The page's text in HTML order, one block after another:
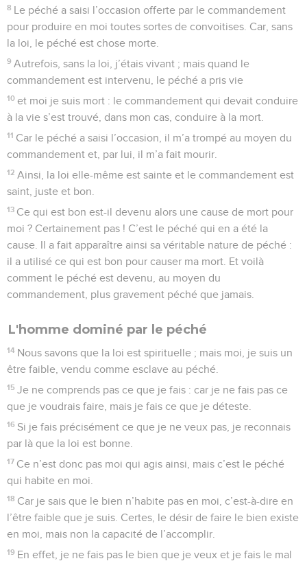
8 Le péché a saisi l’occasion offerte par le commandement
pour produire en moi toutes sortes de convoitises. Car, sans
la loi, le péché est chose morte.
9 Autrefois, sans la loi, j’étais vivant ; mais quand le
commandement est intervenu, le péché a pris vie
10 et moi je suis mort : le commandement qui devait conduire
à la vie s’est trouvé, dans mon cas, conduire à la mort.
11 Car le péché a saisi l’occasion, il m’a trompé au moyen du
commandement et, par lui, il m’a fait mourir.
12 Ainsi, la loi elle-même est sainte et le commandement est
saint, juste et bon.
13 Ce qui est bon est-il devenu alors une cause de mort pour
moi ? Certainement pas ! C’est le péché qui en a été la
cause. Il a fait apparaître ainsi sa véritable nature de péché :
il a utilisé ce qui est bon pour causer ma mort. Et voilà
comment le péché est devenu, au moyen du
commandement, plus gravement péché que jamais.
L'homme dominé par le péché
14 Nous savons que la loi est spirituelle ; mais moi, je suis un
être faible, vendu comme esclave au péché.
15 Je ne comprends pas ce que je fais : car je ne fais pas ce
que je voudrais faire, mais je fais ce que je déteste.
16 Si je fais précisément ce que je ne veux pas, je reconnais
par là que la loi est bonne.
17 Ce n’est donc pas moi qui agis ainsi, mais c’est le péché
qui habite en moi.
18 Car je sais que le bien n’habite pas en moi, c’est-à-dire en
l’être faible que je suis. Certes, le désir de faire le bien existe
en moi, mais non la capacité de l’accomplir.
19 En effet, je ne fais pas le bien que je veux et je fais le mal